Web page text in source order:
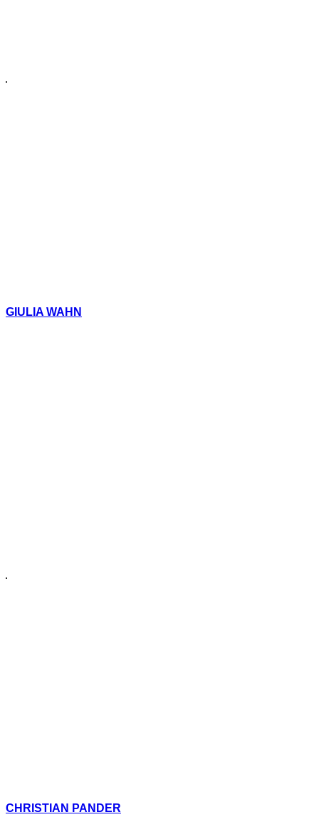
GIULIA WAHN
CHRISTIAN PANDER